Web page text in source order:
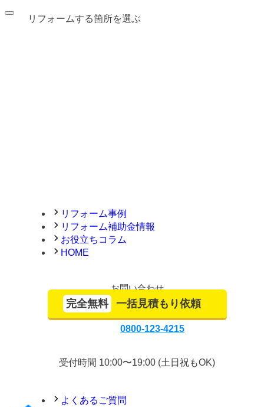
リフォームする箇所を選ぶ
リフォーム事例
リフォーム補助金情報
お役立ちコラム
HOME
お問い合わせ
完全無料 一括見積もり依頼
0800-123-4215
受付時間 10:00〜19:00 (土日祝もOK)
よくあるご質問